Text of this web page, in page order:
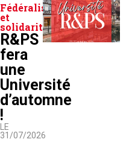
Fédéralisme
et
solidarité
R&PS
fera
une
Université
d’automne
!
LE
31/07/2026